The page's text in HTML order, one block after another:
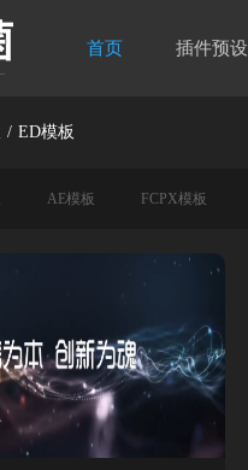
首页 插件预设
/ ED模板
AE模板 FCPX模板